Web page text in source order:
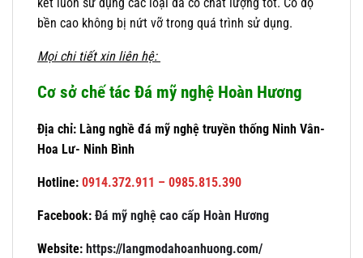
bền cao không bị nứt vỡ trong quá trình sử dụng.
Mọi chi tiết xin liên hệ:
Cơ sở chế tác Đá mỹ nghệ Hoàn Hương
Địa chỉ: Làng nghề đá mỹ nghệ truyền thống Ninh Vân-
Hoa Lư- Ninh Bình
Hotline: 0914.372.911 – 0985.815.390
Facebook: Đá mỹ nghệ cao cấp Hoàn Hương
Website: https://langmodahoanhuong.com/